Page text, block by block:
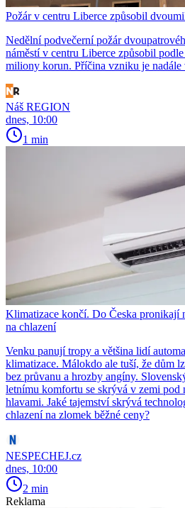
Požár v centru Liberce způsobil
Nedělní podvečerní požár
náměstí v centru Liberce způsobil
miliony korun. Příčina vzniku je
Náš REGION
dnes, 10:00
1 min
Klimatizace končí. Do Česka pronikají
na chlazení
Venku panují tropy a většina lidí
klimatizace. Málokdo ale tuší, že dům
bez průvanu a hrozby angíny.
letnímu komfortu se skrývá v zemi pod
hlavami. Jaké tajemství skrývá
chlazení na zlomek běžné ceny?
NESPECHEJ.cz
dnes, 10:00
2 min
Reklama